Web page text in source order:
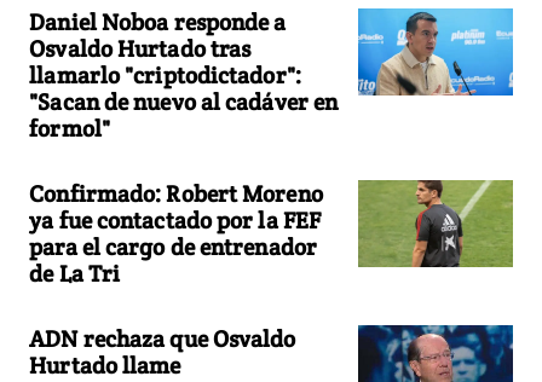
Daniel Noboa responde a
Osvaldo Hurtado tras
llamarlo "criptodictador":
"Sacan de nuevo al cadáver en
formol"
Confirmado: Robert Moreno
ya fue contactado por la FEF
para el cargo de entrenador
de La Tri
ADN rechaza que Osvaldo
Hurtado llame